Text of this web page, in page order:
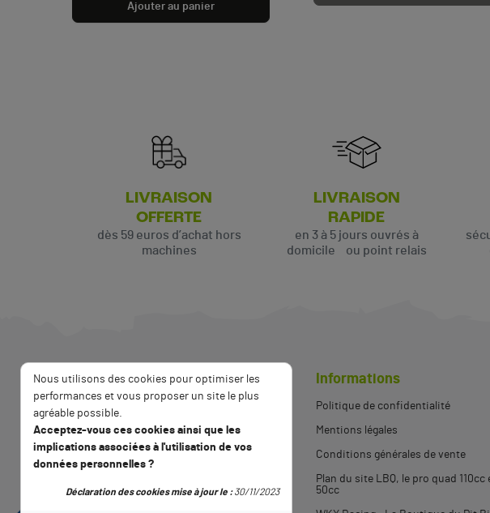
Ajouter au panier
LIVRAISON
OFFERTE
dès 59 euros d’achat hors
machines
LIVRAISON
RAPIDE
en 3 à 5 jours ouvrés à
domicile ou point relais
Informations
Politique de confidentialité
Mentions légales
Conditions générales de vente
Plan du site LBQ, le pro quad 110cc
50cc
Nous utilisons des cookies pour optimiser les
performances et vous proposer un site le plus
agréable possible.
Acceptez-vous ces cookies ainsi que les
implications associées à l'utilisation de vos
données personnelles ?
Déclaration des cookies mise à jour le :30/11/2023